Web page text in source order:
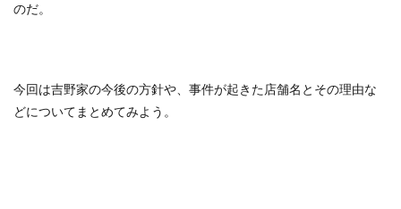
のだ。
今回は吉野家の今後の方針や、事件が起きた店舗名とその理由な
どについてまとめてみよう。